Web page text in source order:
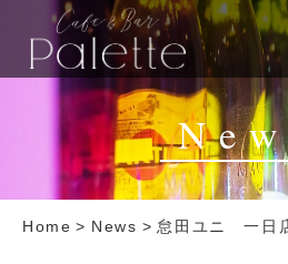
Home > News > 怠田ユニ 一日